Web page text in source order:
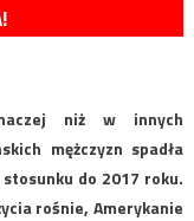
niż w innych
mężczyzn spadła
do 2017 roku.
rośnie, Amerykanie